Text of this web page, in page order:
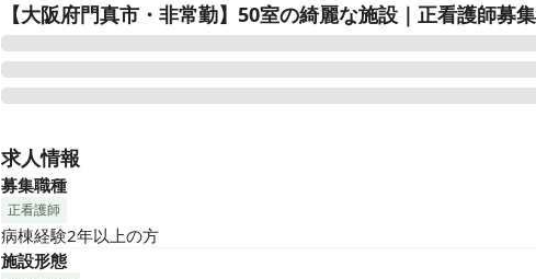
【大阪府門真市・非常勤】50室の綺麗な施設｜正看護師募集
利用者さまに「その人らしく生きていただきたい」「生きる幸せを感じ
だく」ことを理念とし。
私たちPanda Care 株式会社は あなたのやさしさと一生懸命さが入居者さ
一緒に働く仲間の心に届く…そんな職場を目指しています。
◆会社と主に成長出来る環境！
求人情報
募集職種
正看護師
病棟経験2年以上の方
施設形態